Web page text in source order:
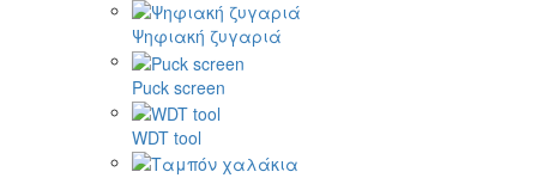
Ψηφιακή ζυγαριά
Puck screen
WDT tool